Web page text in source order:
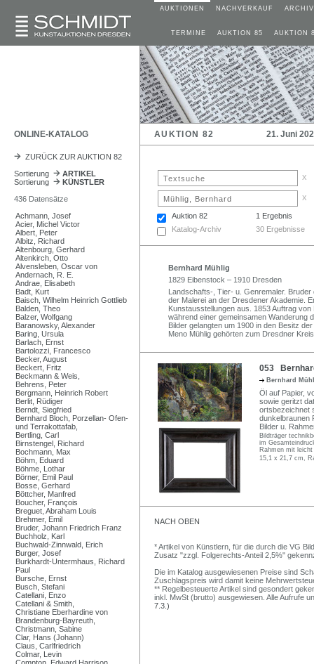
AUKTIONEN NACHVERKAUF ARCHIV
TERMINE AUKTION 85 AUKTION
ONLINE-KATALOG AUKTION 82 21. Juni
ZURÜCK ZUR AUKTION 82
Sortierung
ARTIKEL
Sortierung
KÜNSTLER
436 Datensätze
Achmann, Josef
Acier, Michel Victor
Albert, Peter
Albitz, Richard
Altenbourg, Gerhard
Altenkirch, Otto
Alvensleben, Oscar von
Andernach, R. E.
Andrae, Elisabeth
Badt, Kurt
Baisch, Wilhelm Heinrich Gottlieb
Balden, Theo
Balzer, Wolfgang
Baranowsky, Alexander
Baring, Ursula
Barlach, Ernst
Bartolozzi, Francesco
Becker, August
Beckert, Fritz
Beckmann & Weis,
Behrens, Peter
Bergmann, Heinrich Robert
Berlit, Rüdiger
Berndt, Siegfried
Bernhard Bloch, Porzellan- Ofen-
und Terrakottafab,
Bertling, Carl
Birnstengel, Richard
Bochmann, Max
Böhm, Eduard
Böhme, Lothar
Börner, Emil Paul
Bosse, Gerhard
Böttcher, Manfred
Boucher, François
Breguet, Abraham Louis
Brehmer, Emil
Bruder, Johann Friedrich Franz
Buchholz, Karl
Buchwald-Zinnwald, Erich
Burger, Josef
Burkhardt-Untermhaus, Richard
Paul
Bursche, Ernst
Busch, Stefani
Catellani, Enzo
Catellani & Smith,
Christiane Eberhardine von
Brandenburg-Bayreuth,
Christmann, Sabine
Clar, Hans (Johann)
Claus, Carlfriedrich
Colmar, Levin
x
x
Auktion 82
1 Ergebnis
Katalog-Archiv
30 Ergebnisse
Bernhard Mühlig
1829 Eibenstock – 1910 Dresden
Landschafts-, Tier- u. Genremaler.
der Malerei an der Dresdener Akademie.
Kunstausstellungen aus. 1853 Auftrag
während einer gemeinsamen Wanderung
Bilder gelangten um 1900 in den Besitz
Meno Mühlig gehörten zum Dresdner
053
Bernhard
Öl auf Papier,
sowie geritzt
ortsbezeichnet
dunkelbraunen
Bilder u.
Bildträger
im
Rahmen mit
15,1 x 21,7 cm,
NACH OBEN
* Artikel von Künstlern, für die durch die VG
Zusatz "zzgl. Folgerechts-Anteil 2,5%"
Die im Katalog ausgewiesenen Preise sind
Zuschlagspreis wird damit keine
** Regelbesteuerte Artikel sind gesondert
inkl. MwSt (brutto) ausgewiesen. Alle Aufrufe
7.3.)